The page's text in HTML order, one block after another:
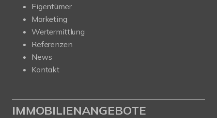
Eigentümer
Marketing
Wertermittlung
Referenzen
News
Kontakt
IMMOBILIENANGEBOTE